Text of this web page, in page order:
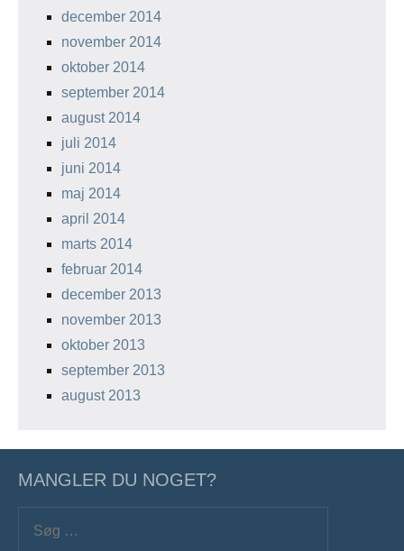
december 2014
november 2014
oktober 2014
september 2014
august 2014
juli 2014
juni 2014
maj 2014
april 2014
marts 2014
februar 2014
december 2013
november 2013
oktober 2013
september 2013
august 2013
MANGLER DU NOGET?
efter: